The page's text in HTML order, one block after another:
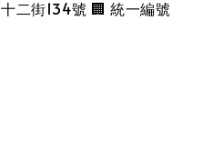
二街134號 🏢 統一編號